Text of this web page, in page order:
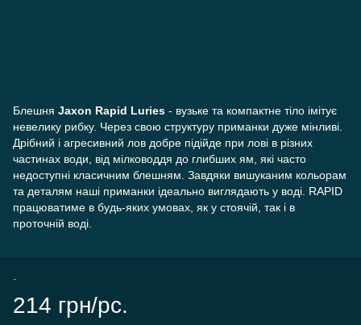
Блешня Jaxon Rapid Luries - вузьке та компактне тіло імітує
невелику рибку. Через свою структуру приманки дуже мінливі.
Дрібний і агресивний лов добре підійде при лові в різних
частинах води, від мілководдя до глибших ям, які часто
недоступні класичним блешням. Завдяки вишуканим кольорам
та деталям наші приманки ідеально виглядають у воді. RAPID
працюватиме в будь-яких умовах, як у стоячій, так і в
проточній воді.
-
214 грн/pc.